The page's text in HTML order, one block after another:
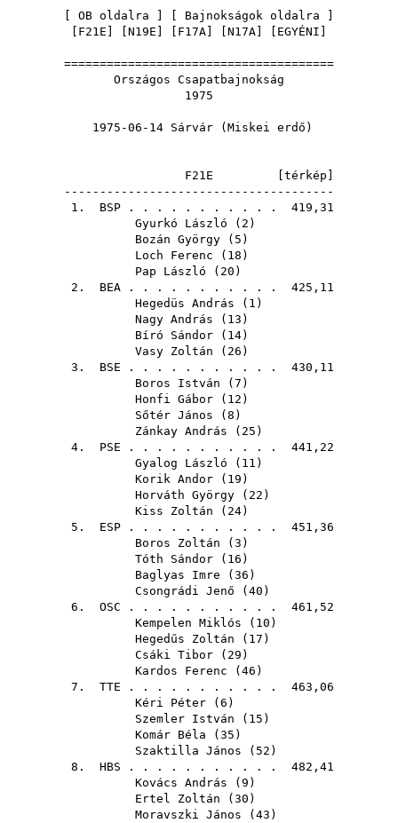
OB oldalra Bajnokságok oldalra
F21E N19E F17A N17A EGYÉNI
======================================
Országos Csapatbajnokság
1975
1975-06-14 Sárvár (Miskei erdő)
F21E [ térkép
--------------------------------------
1. BSP . . . . . . . . . . . 419,31
Gyurkó László ( 2 )
Bozán György ( 5 )
Loch Ferenc ( 18 )
Pap László ( 20 )
2. BEA . . . . . . . . . . . 425,11
Hegedüs András ( 1 )
Nagy András ( 13 )
Bíró Sándor ( 14)
Vasy Zoltán ( 26 )
3. BSE . . . . . . . . . . . 430,11
Boros István ( 7 )
Honfi Gábor ( 12 )
Sőtér János ( 8 )
Zánkay András ( 25 )
4. PSE . . . . . . . . . . . 441,22
Gyalog László ( 11 )
Korik Andor ( 19 )
Horváth György ( 22 )
Kiss Zoltán ( 24)
5. ESP . . . . . . . . . . . 451,36
Boros Zoltán ( 3 )
Tóth Sándor ( 16 )
Baglyas Imre ( 36 )
Csongrádi Jenő ( 40 )
6. OSC . . . . . . . . . . . 461,52
Kempelen Miklós ( 10 )
Hegedűs Zoltán ( 17 )
Csáki Tibor ( 29 )
Kardos Ferenc ( 46 )
7. TTE . . . . . . . . . . . 463,06
Kéri Péter ( 6 )
Szemler István ( 15 )
Komár Béla ( 35 )
Szaktilla János ( 52 )
8. HBS . . . . . . . . . . . 482,41
Kovács András ( 9 )
Ertel Zoltán ( 30 )
Moravszki János ( 43 )